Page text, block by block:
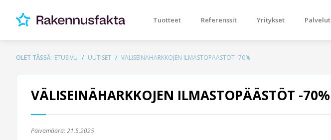
Tuotteet Referenssit Yritykset Palvelut
OLET TÄSSÄ: ETUSIVU UUTISET VÄLISEINÄHARKKOJEN ILMASTOPÄÄSTÖT -70%
VÄLISEINÄHARKKOJEN ILMASTOPÄÄSTÖT -70%
Päivämäärä:21.5.2025